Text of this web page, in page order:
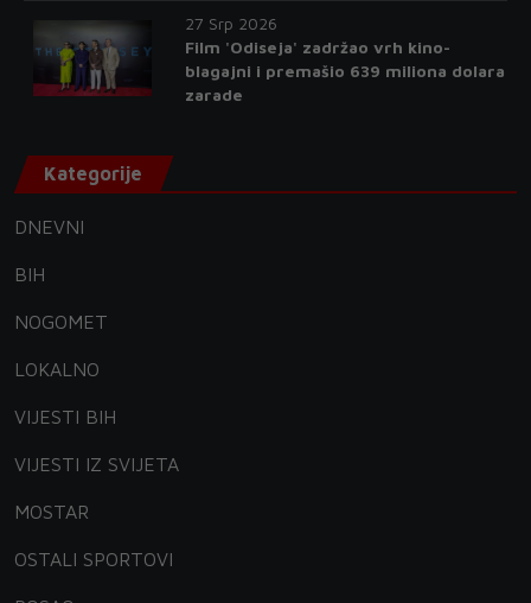
27 Srp 2026
Film 'Odiseja' zadržao vrh kino-
blagajni i premašio 639 miliona dolara
zarade
Kategorije
DNEVNI
BIH
NOGOMET
LOKALNO
VIJESTI BIH
VIJESTI IZ SVIJETA
MOSTAR
OSTALI SPORTOVI